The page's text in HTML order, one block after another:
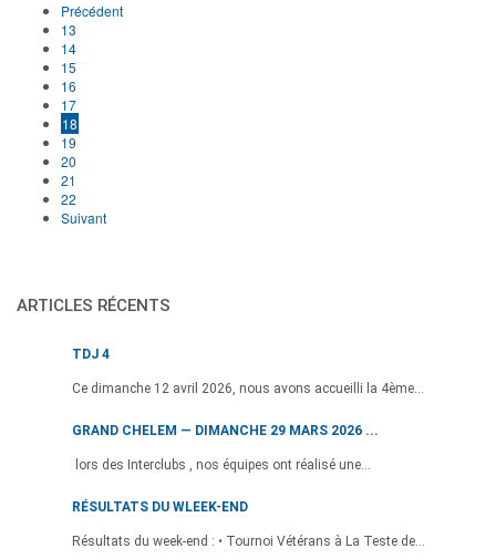
Précédent
13
14
15
16
17
18
19
20
21
22
Suivant
ARTICLES RÉCENTS
TDJ 4
Ce dimanche 12 avril 2026, nous avons accueilli la 4ème...
GRAND CHELEM — DIMANCHE 29 MARS 2026 ...
lors des Interclubs , nos équipes ont réalisé une...
RÉSULTATS DU WLEEK-END
Résultats du week-end : • Tournoi Vétérans à La Teste de...